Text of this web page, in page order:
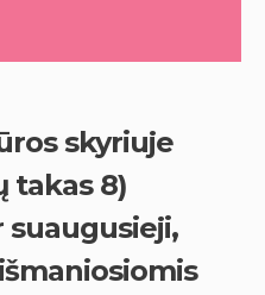
skyriuje
takas 8)
suaugusieji,